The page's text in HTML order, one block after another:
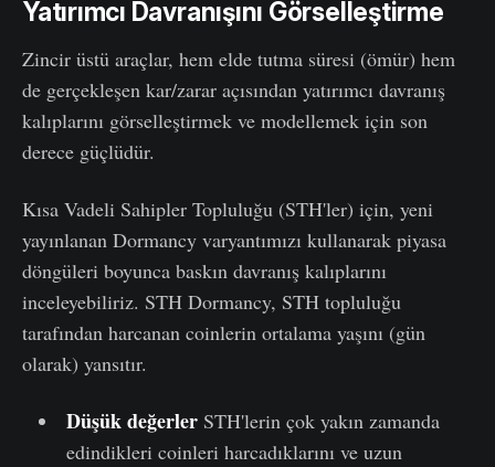
Yatırımcı Davranışını Görselleştirme
Zincir üstü araçlar, hem elde tutma süresi (ömür) hem
de gerçekleşen kar/zarar açısından yatırımcı davranış
kalıplarını görselleştirmek ve modellemek için son
derece güçlüdür.
Kısa Vadeli Sahipler Topluluğu (STH'ler) için, yeni
yayınlanan Dormancy varyantımızı kullanarak piyasa
döngüleri boyunca baskın davranış kalıplarını
inceleyebiliriz. STH Dormancy, STH topluluğu
tarafından harcanan coinlerin ortalama yaşını (gün
olarak) yansıtır.
Düşük değerlerSTH'lerin çok yakın zamanda
edindikleri coinleri harcadıklarını ve uzun